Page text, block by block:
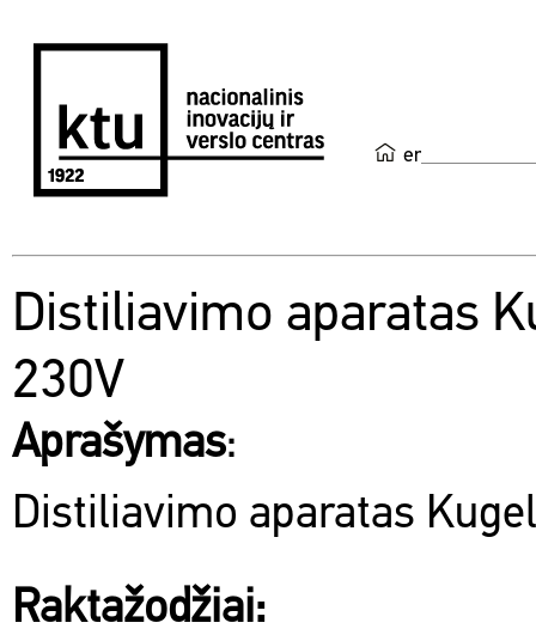
en
Distiliavimo aparatas
230V
Aprašymas:
Distiliavimo aparatas
Raktažodžiai: